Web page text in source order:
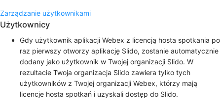
Zarządzanie użytkownikami
Użytkownicy
Gdy użytkownik aplikacji Webex z licencją hosta spotkania po
raz pierwszy otworzy aplikację Slido, zostanie automatycznie
dodany jako użytkownik w Twojej organizacji Slido. W
rezultacie Twoja organizacja Slido zawiera tylko tych
użytkowników z Twojej organizacji Webex, którzy mają
licencje hosta spotkań i uzyskali dostęp do Slido.